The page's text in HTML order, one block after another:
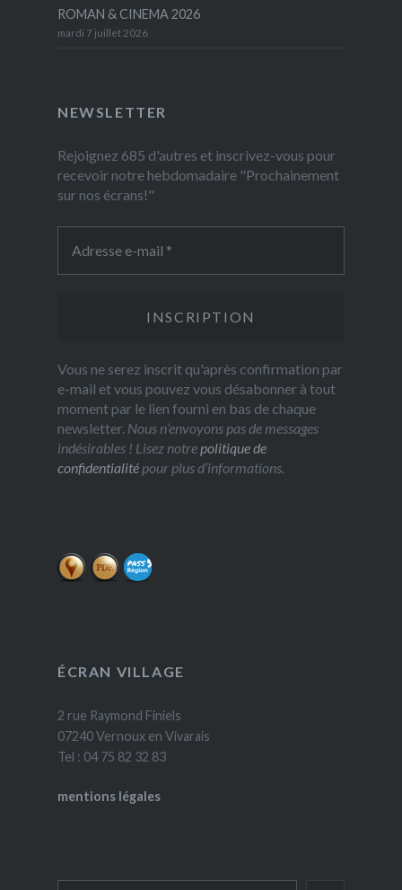
ROMAN & CINEMA 2026
mardi 7 juillet 2026
NEWSLETTER
Rejoignez 685 d'autres et inscrivez-vous pour
recevoir notre hebdomadaire "Prochainement
sur nos écrans!"
Vous ne serez inscrit qu'après confirmation par
e-mail et vous pouvez vous désabonner à tout
moment par le lien fourni en bas de chaque
newsletter. Nous n’envoyons pas de messages
indésirables ! Lisez notrepolitique de
confidentialitépour plus d’informations.
ÉCRAN VILLAGE
2 rue Raymond Finiels
07240 Vernoux en Vivarais
Tel : 04 75 82 32 83
mentions légales